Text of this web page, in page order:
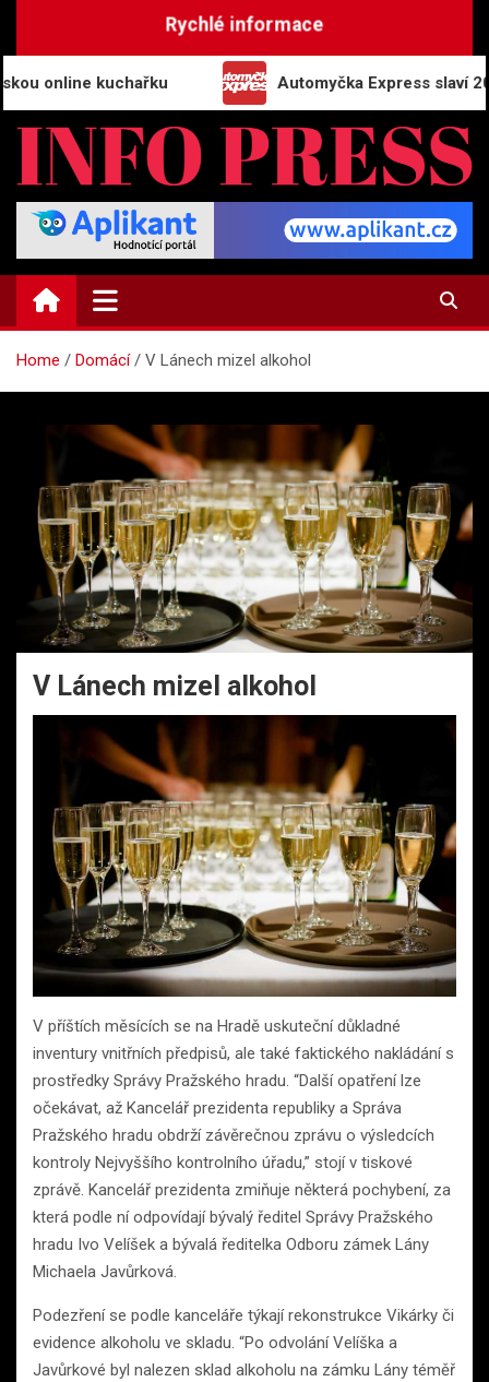
Rychlé informace
kuchařku Automyčka Express slaví 20 let
INFO-PRESS.CZ
Zpravodajský magazín
Home Domácí V Lánech mizel alkohol
V Lánech mizel alkohol
V příštích měsících se na Hradě uskuteční důkladné
inventury vnitřních předpisů, ale také faktického nakládání s
prostředky Správy Pražského hradu. “Další opatření lze
očekávat, až Kancelář prezidenta republiky a Správa
Pražského hradu obdrží závěrečnou zprávu o výsledcích
kontroly Nejvyššího kontrolního úřadu,” stojí v tiskové
zprávě. Kancelář prezidenta zmiňuje některá pochybení, za
která podle ní odpovídají bývalý ředitel Správy Pražského
hradu Ivo Velíšek a bývalá ředitelka Odboru zámek Lány
Michaela Javůrková.
Podezření se podle kanceláře týkají rekonstrukce Vikárky či
evidence alkoholu ve skladu. “Po odvolání Velíška a
Javůrkové byl nalezen sklad alkoholu na zámku Lány téměř